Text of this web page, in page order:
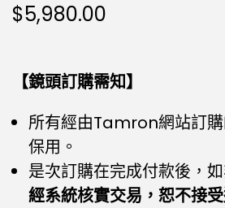
$5,980.00
【鏡頭訂購需知】
所有經由Tamron網站訂
保用。
是次訂購在完成付款後，
經系統核實交易，恕不接